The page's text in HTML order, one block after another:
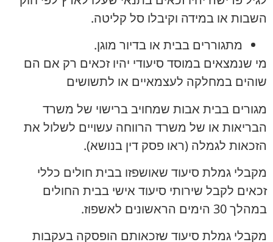
השבות או במידה וקיבלו סל קליטה.
מתגוררים בבית או בדיור מוגן.
מי שנמצאים במוסד סיעודי יהיו זכאים רק אם הם
שוהים במחלקה לעצמאיים או לתשושים
מגורים בבית אבות שמחויב ברישוי של משרד
הבריאות או של משרד הרווחה עשויים לשלול את
הזכאות לגמלה (ראו פסק דין בנושא).
מקבלי גמלת סיעוד שאושפזו בבית חולים כללי
זכאים לקבל שירותי סיעוד אישי בבית החולים
במהלך 30 הימים הראשונים לאשפוז.
מקבלי גמלת סיעוד שזכאותם הופסקה בעקבות